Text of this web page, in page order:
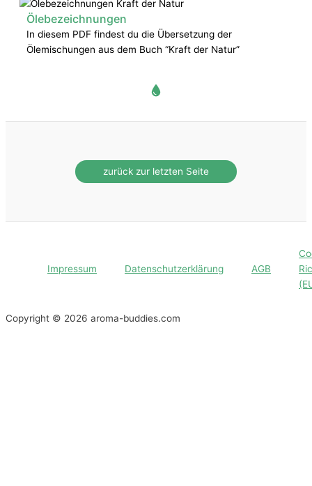
Ölebezeichnungen
In diesem PDF findest du die Übersetzung der
Ölemischungen aus dem Buch “Kraft der Natur”
Impressum Datenschutzerklärung AGB
Copyright © 2026 aroma-buddies.com